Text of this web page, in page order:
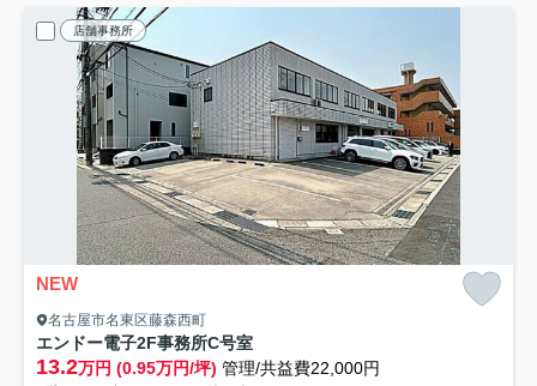
店舗事務所
NEW
名古屋市名東区藤森西町
エンドー電子2F事務所C号室
13.2万円 (0.95万円/坪) 管理/共益費22,000円